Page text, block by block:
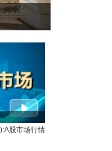
股市场行情